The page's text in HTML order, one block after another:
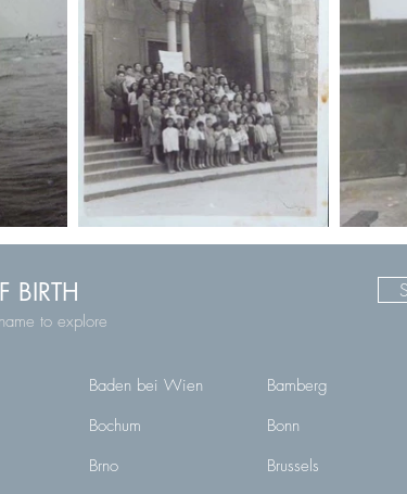
BIRTH
to explore
Baden bei Wien
Bochum
Brno
Bamberg
Bonn
Brussels